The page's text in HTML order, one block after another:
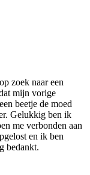
zoek naar een
mijn vorige
beetje de moed
Gelukkig ben ik
me verbonden aan
en ik ben
bedankt.